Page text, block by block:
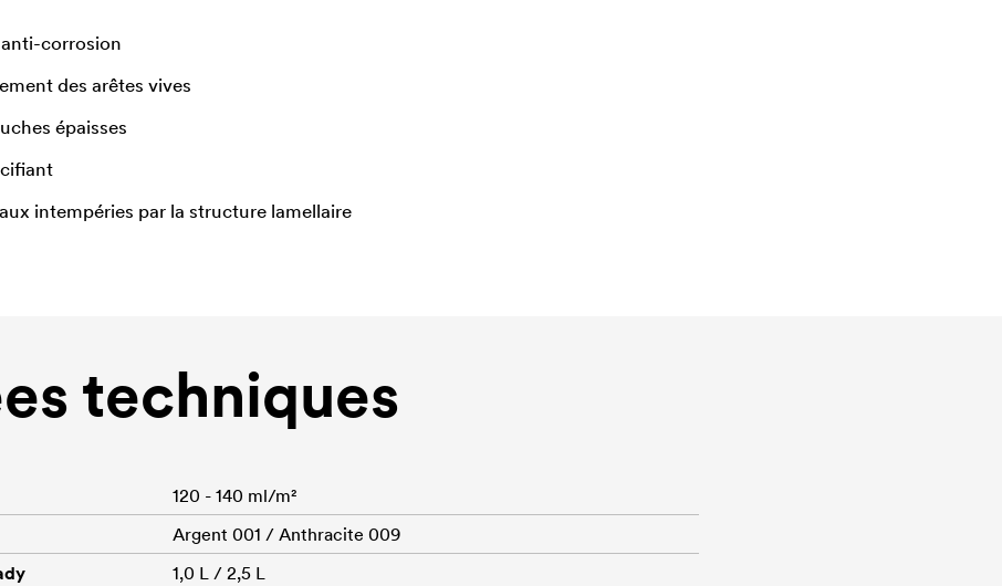
corrosion
des arêtes vives
épaisses
intempéries par la structure lamellaire
techniques
120 - 140 ml/m²
Argent 001 / Anthracite 009
1,0 L / 2,5 L